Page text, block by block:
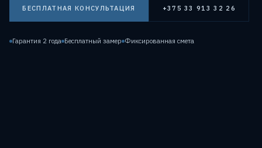
БЕСПЛАТНАЯ КОНСУЛЬТАЦИЯ +375 33 913 32 26
Гарантия 2 года Бесплатный замер Фиксированная смета